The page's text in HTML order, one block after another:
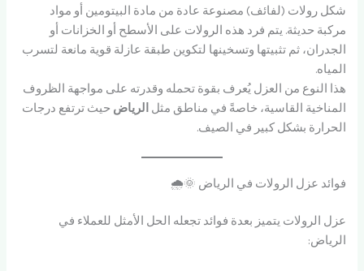
شكل رولات (لفائف) مصنوعة عادة من مادة البيتومين أو مواد
مركبة حديثة. يتم فرد هذه الرولات على الأسطح أو الخزانات أو
الجدران، ثم تثبيتها وتسخينها لتكوين طبقة عازلة قوية مانعة لتسرب
المياه.
هذا النوع من العزل يُعرف بقوة تحمله وقدرته على مواجهة الظروف
المناخية القاسية، خاصةً في مناطق مثل الرياض حيث ترتفع درجات
الحرارة بشكل كبير في الصيف.
فوائد عزل الرولات في الرياض 🌞🌧️
عزل الرولات يتميز بعدة فوائد تجعله الحل الأمثل للعملاء في
الرياض: